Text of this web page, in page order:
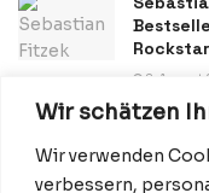
Wir schätzen
Wir verwenden
verbessern,
8. August